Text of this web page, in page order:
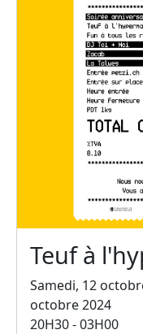
Teuf à
Samedi, 12
octobre 2024
20H30 - 03H00